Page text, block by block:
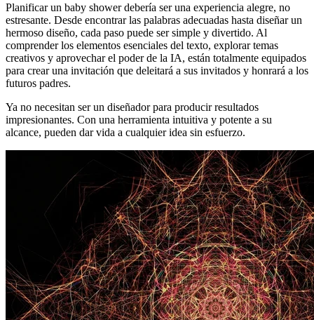
Planificar un baby shower debería ser una experiencia alegre, no
estresante. Desde encontrar las palabras adecuadas hasta diseñar un
hermoso diseño, cada paso puede ser simple y divertido. Al
comprender los elementos esenciales del texto, explorar temas
creativos y aprovechar el poder de la IA, están totalmente equipados
para crear una invitación que deleitará a sus invitados y honrará a los
futuros padres.
Ya no necesitan ser un diseñador para producir resultados
impresionantes. Con una herramienta intuitiva y potente a su
alcance, pueden dar vida a cualquier idea sin esfuerzo.